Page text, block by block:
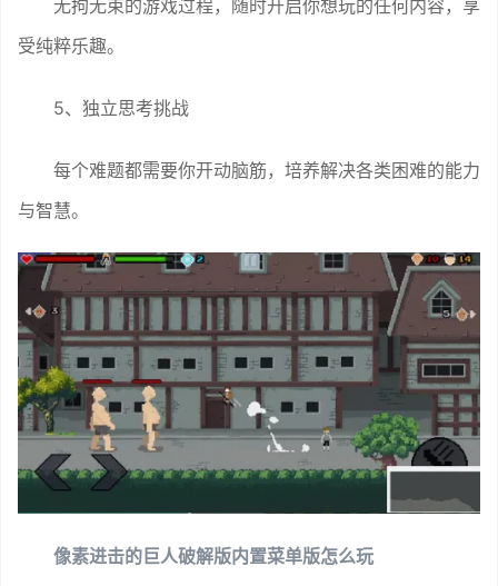
无拘无束的游戏过程，随时开启你想玩的任何内容，享
受纯粹乐趣。
5、独立思考挑战
每个难题都需要你开动脑筋，培养解决各类困难的能力
与智慧。
像素进击的巨人破解版内置菜单版怎么玩